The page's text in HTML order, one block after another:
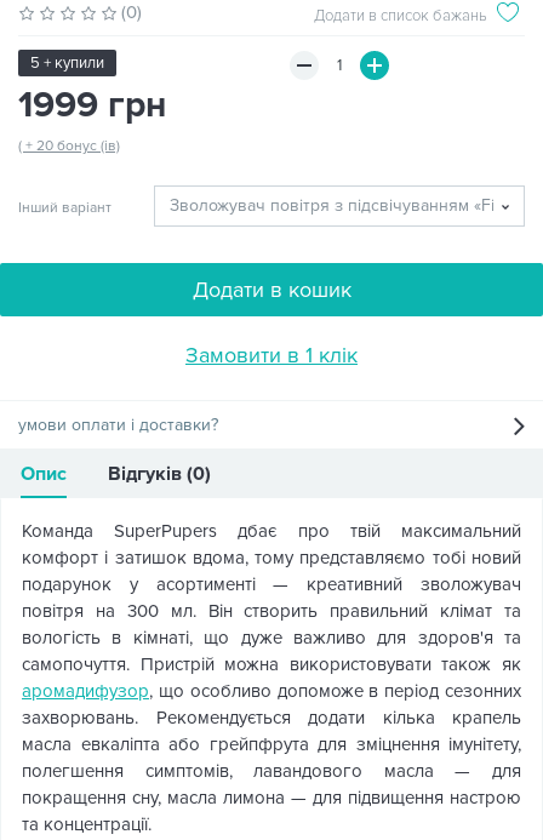
(0) Додати в список бажань
5 + купили
1999 грн
( + 20 бонус (ів)
Інший варіант
Додати в кошик
Замовити в 1 клік
умови оплати і доставки?
Опис Відгуків (0)
Команда SuperPupers дбає про твій максимальний
комфорт і затишок вдома, тому представляємо тобі новий
подарунок у асортименті — креативний зволожувач
повітря на 300 мл. Він створить правильний клімат та
вологість в кімнаті, що дуже важливо для здоров'я та
самопочуття. Пристрій можна використовувати також як
аромадифузор, що особливо допоможе в період сезонних
захворювань. Рекомендується додати кілька крапель
масла евкаліпта або грейпфрута для зміцнення імунітету,
полегшення симптомів, лавандового масла — для
покращення сну, масла лимона — для підвищення настрою
та концентрації.